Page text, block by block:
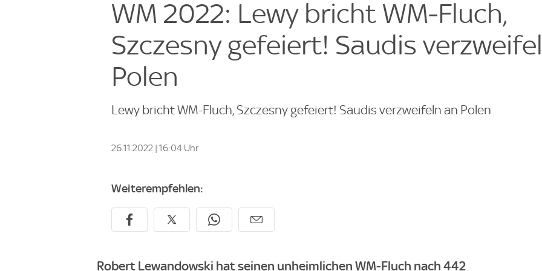
WM 2022: Lewy bricht WM-Fluch,
Szczesny gefeiert! Saudis
Polen
Lewy bricht WM-Fluch, Szczesny gefeiert! Saudis verzweifeln an Polen
26.11.2022 | 16:04 Uhr
Weiterempfehlen:
Robert Lewandowski hat seinen unheimlichen WM-Fluch nach 442